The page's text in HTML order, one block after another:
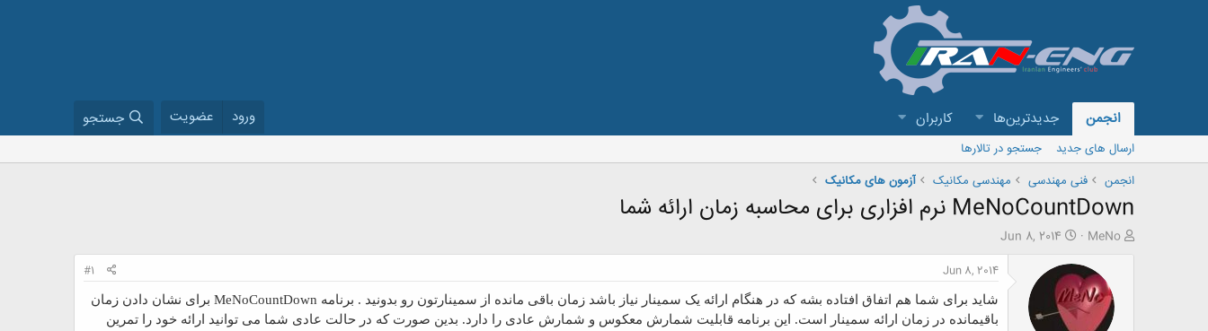
انجمن جدیدترین‌ها کاربران ورود عضویت جستجو
ارسال های جدید
جستجو در تالارها
انجمن
فنی مهندسی مهندسی مکانیک آزمون های مکانیک
MeNoCountDown نرم افزاری برای محاسبه زمان ارائه شما
ش
MeNo
ت
ر
ی
خ
ش
Jun 8, 2014
Jun 8, 2014
#1
شاید برای شما هم اتفاق افتاده بشه که در هنگام ارائه یک سمینار نیاز باشد زمان باقی مانده از سمینارتون رو بدونید . برنامه MeNoCountDown برای نشان دادن زمان
باقیمانده در زمان ارائه سمینار است. این برنامه قابلیت شمارش معکوس و شمارش عادی را دارد. بدین صورت که در حالت عادی شما می توانید ارائه خود را تمرین